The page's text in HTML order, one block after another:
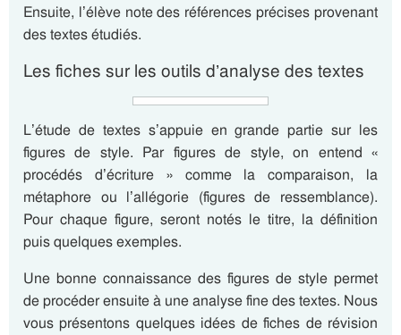
Ensuite, l’élève note des références précises provenant
des textes étudiés.
Les fiches sur les outils d’analyse des textes
L’étude de textes s’appuie en grande partie sur les
figures de style. Par figures de style, on entend «
procédés d’écriture » comme la comparaison, la
métaphore ou l’allégorie (figures de ressemblance).
Pour chaque figure, seront notés le titre, la définition
puis quelques exemples.
Une bonne connaissance des figures de style permet
de procéder ensuite à une analyse fine des textes. Nous
vous présentons quelques idées de fiches de révision